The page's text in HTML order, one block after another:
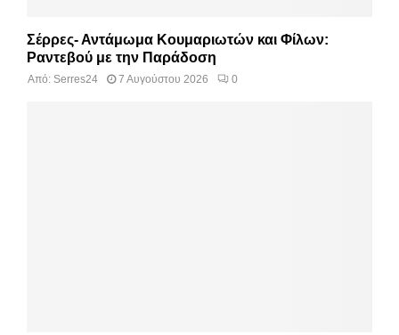
Σέρρες- Αντάμωμα Κουμαριωτών και Φίλων:
Ραντεβού με την Παράδοση
Από: Serres24 7 Αυγούστου 2026 0